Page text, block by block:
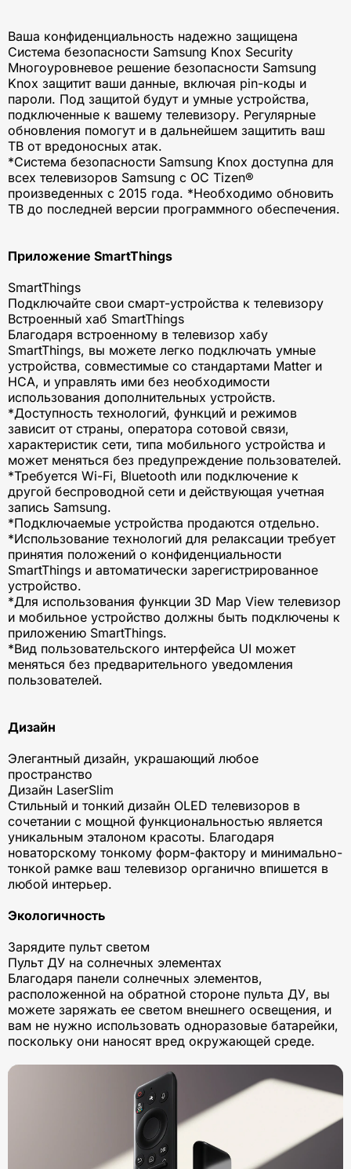
Ваша конфиденциальность надежно защищена
Система безопасности Samsung Knox Security
Многоуровневое решение безопасности Samsung
Knox защитит ваши данные, включая pin-коды и
пароли. Под защитой будут и умные устройства,
подключенные к вашему телевизору. Регулярные
обновления помогут и в дальнейшем защитить ваш
ТВ от вредоносных атак.
*Система безопасности Samsung Knox доступна для
всех телевизоров Samsung с ОС Tizen®
произведенных с 2015 года. *Необходимо обновить
ТВ до последней версии программного обеспечения.
Приложение SmartThings
SmartThings
Подключайте свои смарт-устройства к телевизору
Встроенный хаб SmartThings
Благодаря встроенному в телевизор хабу
SmartThings, вы можете легко подключать умные
устройства, совместимые со стандартами Matter и
HCA, и управлять ими без необходимости
использования дополнительных устройств.
*Доступность технологий, функций и режимов
зависит от страны, оператора сотовой связи,
характеристик сети, типа мобильного устройства и
может меняться без предупреждение пользователей.
*Требуется Wi-Fi, Bluetooth или подключение к
другой беспроводной сети и действующая учетная
запись Samsung.
*Подключаемые устройства продаются отдельно.
*Использование технологий для релаксации требует
принятия положений о конфиденциальности
SmartThings и автоматически зарегистрированное
устройство.
*Для использования функции 3D Map View телевизор
и мобильное устройство должны быть подключены к
приложению SmartThings.
*Вид пользовательского интерфейса UI может
меняться без предварительного уведомления
пользователей.
Дизайн
Элегантный дизайн, украшающий любое
пространство
Дизайн LaserSlim
Стильный и тонкий дизайн OLED телевизоров в
сочетании с мощной функциональностью является
уникальным эталоном красоты. Благодаря
новаторскому тонкому форм-фактору и минимально-
тонкой рамке ваш телевизор органично впишется в
любой интерьер.
Экологичность
Зарядите пульт светом
Пульт ДУ на солнечных элементах
Благодаря панели солнечных элементов,
расположенной на обратной стороне пульта ДУ, вы
можете заряжать ее светом внешнего освещения, и
вам не нужно использовать одноразовые батарейки,
поскольку они наносят вред окружающей среде.